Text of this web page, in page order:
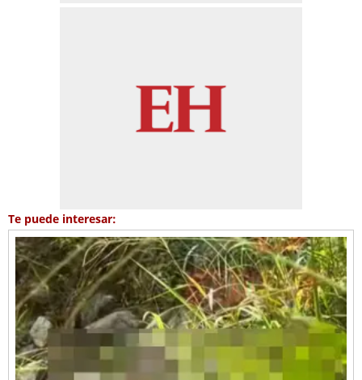
Te puede interesar: